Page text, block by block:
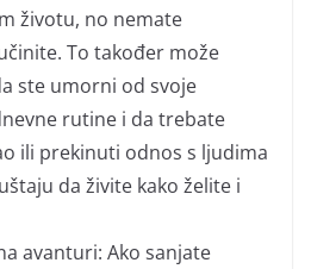
životu, no nemate
To također može
ste umorni od svoje
rutine i da trebate
ili prekinuti odnos s ljudima
da živite kako želite i
avanturi: Ako sanjate